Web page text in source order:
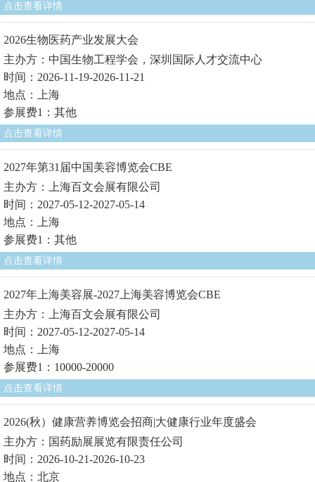
点击查看详情
2026生物医药产业发展大会
主办方：中国生物工程学会，深圳国际人才交流中心
时间：2026-11-19-2026-11-21
地点：上海
参展费1：其他
点击查看详情
2027年第31届中国美容博览会CBE
主办方：上海百文会展有限公司
时间：2027-05-12-2027-05-14
地点：上海
参展费1：其他
点击查看详情
2027年上海美容展-2027上海美容博览会CBE
主办方：上海百文会展有限公司
时间：2027-05-12-2027-05-14
地点：上海
参展费1：10000-20000
点击查看详情
2026(秋）健康营养博览会招商|大健康行业年度盛会
主办方：国药励展展览有限责任公司
时间：2026-10-21-2026-10-23
地点：北京